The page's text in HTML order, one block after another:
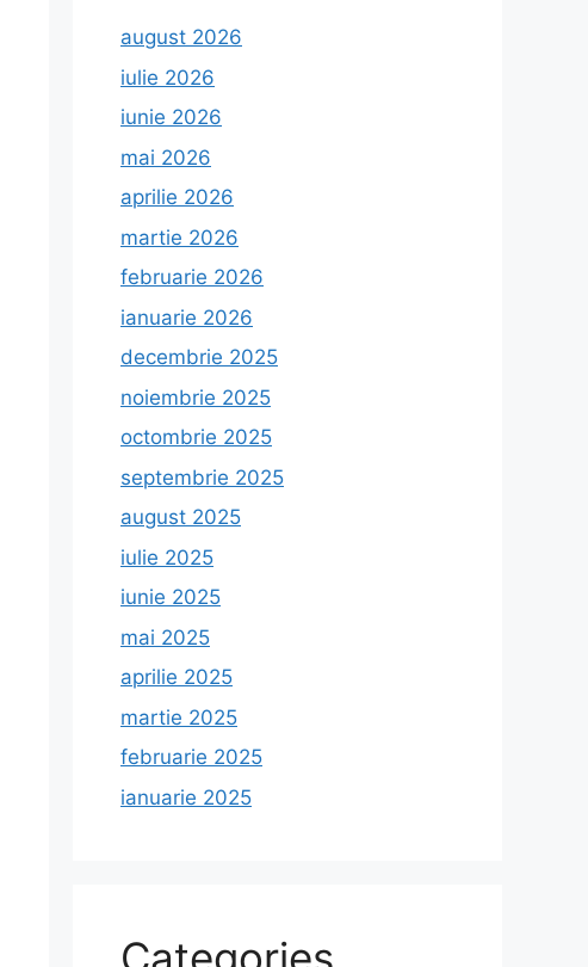
august 2026
iulie 2026
iunie 2026
mai 2026
aprilie 2026
martie 2026
februarie 2026
ianuarie 2026
decembrie 2025
noiembrie 2025
octombrie 2025
septembrie 2025
august 2025
iulie 2025
iunie 2025
mai 2025
aprilie 2025
martie 2025
februarie 2025
ianuarie 2025
Categories